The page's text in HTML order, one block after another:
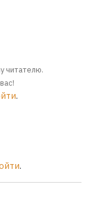
читателю.
.
.